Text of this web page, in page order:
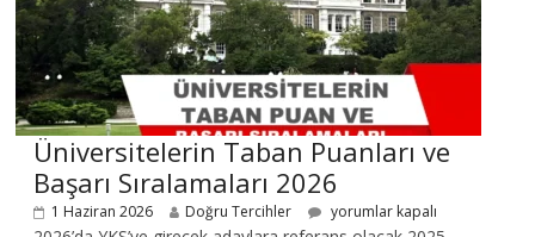
Üniversitelerin Taban Puanları ve
Başarı Sıralamaları 2026
1 Haziran 2026 Doğru Tercihler yorumlar kapalı